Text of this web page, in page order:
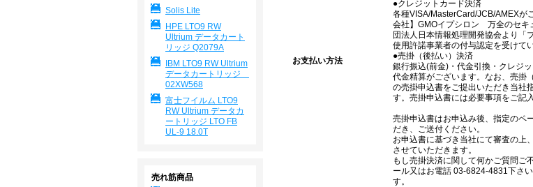
お支払い方法
●クレジットカード決済
各種VISA/MasterCard/JCB/AMEXが
会社】GMOイプシロン 万全のセキ
団法人日本情報処理開発協会より「
使用許諾事業者の付与認定を受けてい
●売掛（後払い）決済
銀行振込(前金)・代金引換・クレジ
代金精算がございます。なお、売掛
の売掛申込書をご提出いただき当社
す。売掛申込書には必要事項をご記
売掛申込書はお申込み後、指定のペ
だき、ご送付ください。
お申込書に基づき当社にて審査の上
させていただきます。
もし売掛決済に関して何かご質問ご
ール又はお電話 03-6824-4831下さ
す。
Solis Lite
HPE LTO9 RW
Ultrium データカート
リッジ Q2079A
IBM LTO9 RW Ultrium
データカートリッジ
02XW568
富士フイルム LTO9
RW Ultrium データカ
ートリッジ LTO FB
UL-9 18.0T
売れ筋商品